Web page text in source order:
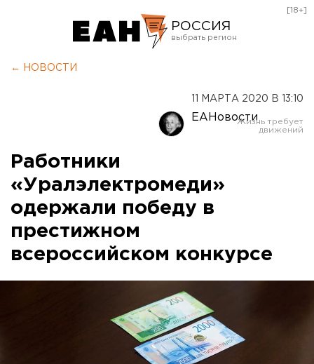
РОССИЯ
Оренбург
[18+]
← НОВОСТИ
11 МАРТА 2020 В 13:10
ЕАНовости
Работники
«Уралэлектромеди»
одержали победу в
престижном
всероссийском конкурсе